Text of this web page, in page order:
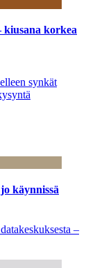
kiusana korkea
synkät
käynnissä
–